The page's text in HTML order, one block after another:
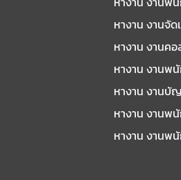
หางาน งานจั
หางาน งานคอ
หางาน งานพ
หางาน งานบั
หางาน งานพ
หางาน งานพ